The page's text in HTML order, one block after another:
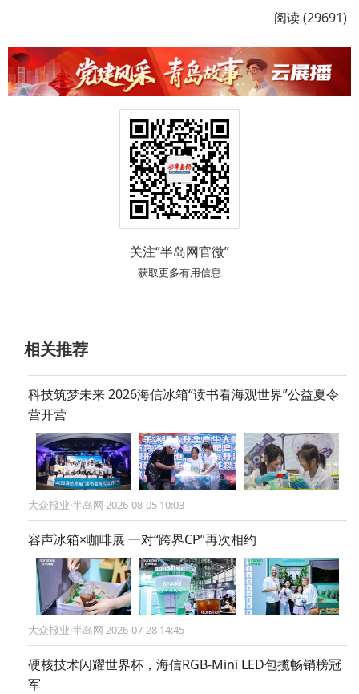
阅读 (29691)
关注“半岛网官微”
获取更多有用信息
相关推荐
科技筑梦未来 2026海信冰箱“读书看海观世界”公益夏令
营开营
大众报业·半岛网 2026-08-05 10:03
容声冰箱×咖啡展 一对“跨界CP”再次相约
大众报业·半岛网 2026-07-28 14:45
硬核技术闪耀世界杯，海信RGB-Mini LED包揽畅销榜冠
军